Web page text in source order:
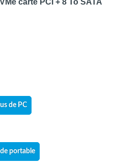
carte PCI + 8 To SATA
de PC
portable